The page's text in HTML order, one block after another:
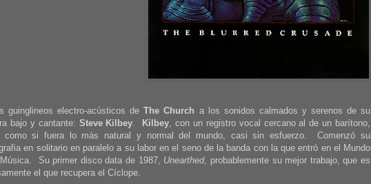
guinglineos electro-acústicos deThe Church a los sonidos calmados y serenos de su
bajo y cantante: Steve Kilbey Kilbey , con un registro vocal cercano al de un barítono,
como si fuera lo más natural y normal del mundo, casi sin esfuerzo. Comenzó su
en solitario en paralelo a su labor en el seno de la banda con la que entró en el Mundo
Su primer disco data de 1987, Unearthed, probablemente su mejor trabajo, que es
el que recupera el Cíclope.